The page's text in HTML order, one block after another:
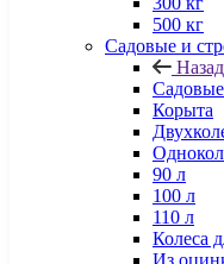
500 кг
Садовые и
Назад
Корыта
90 л
100 л
110 л
Колеса
Из